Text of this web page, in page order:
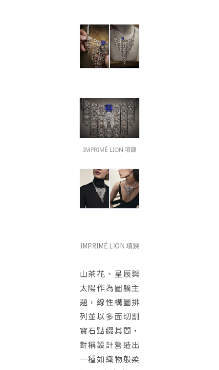
IMPRIMÉ LION 項鍊
IMPRIMÉ LION 項鍊
山茶花、星辰與
太陽作為圖騰主
題，線性構圖排
列並以多面切割
寶石點綴其間，
對稱設計營造出
一種如織物般柔